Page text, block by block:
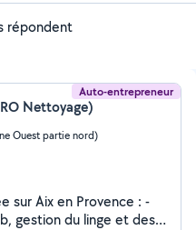
répondent
Auto-entrepreneur
Nettoyage)
Ouest partie nord)
sur Aix en Provence : -
gestion du linge et des